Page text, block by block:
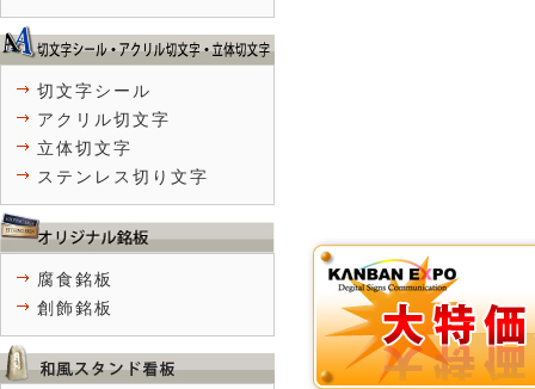
切文字シール
アクリル切文字
立体切文字
ステンレス切り文字
腐食銘板
創飾銘板